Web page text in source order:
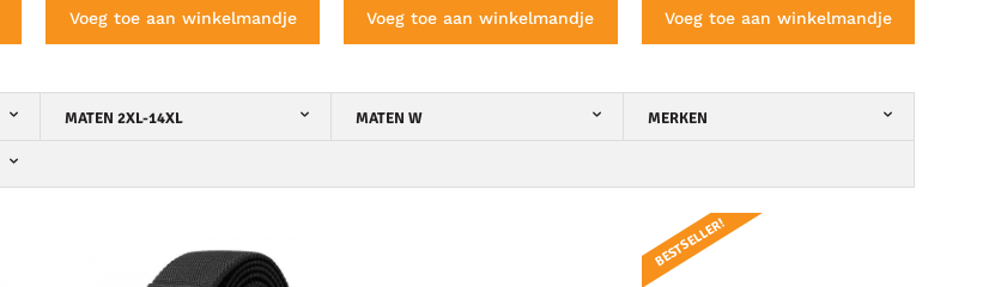
Voeg toe aan winkelmandje Voeg toe aan winkelmandje Voeg toe aan winkelmandje
MATEN 2XL-14XL MATEN W MERKEN
BESTSELLER!